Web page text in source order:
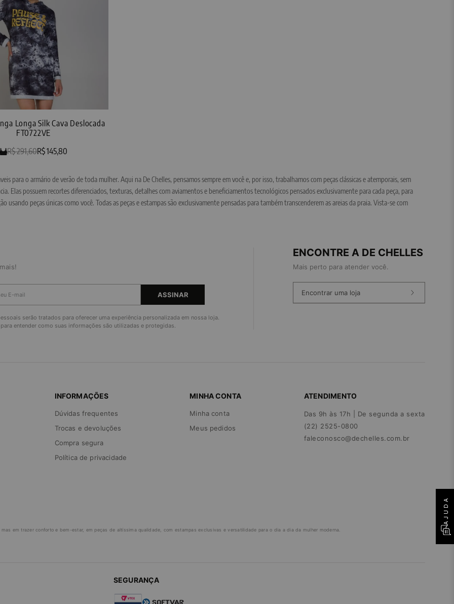
Longa Silk Cava Deslocada
FT0722VE
R$ 291,60R$ 145,80
para o armário de verão de toda mulher. Aqui na De Chelles, pensamos sempre em você e, por isso, trabalhamos com peças clássicas e atemporais, sem
Elas possuem recortes diferenciados, texturas, detalhes com aviamentos e beneficiamentos tecnológicos pensados exclusivamente para cada peça, para
usando peças únicas como você. Todas as peças e estampas são exclusivamente pensadas para também transcenderem as areias da praia. Vista-se com
ASSINAR
serão tratados para oferecer uma experiência personalizada em nossa loja.
para entender como suas informações são utilizadas e protegidas.
ENCONTRE A DE CHELLES
Mais perto para atender você.
Encontrar uma loja
INFORMAÇÕES
Dúvidas frequentes
Trocas e devoluções
Compra segura
Política de privacidade
MINHA CONTA
Minha conta
Meus pedidos
ATENDIMENTO
Das 9h às 17h | De segunda a sexta
(22) 2525-0800
faleconosco@dechelles.com.br
em trazer conforto e bem-estar, em peças de altíssima qualidade, com estampas exclusivas e versatilidade para o dia a dia da mulher moderna.
SEGURANÇA
AJUDA